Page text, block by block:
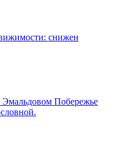
снижен
Эмальдовом Побережье